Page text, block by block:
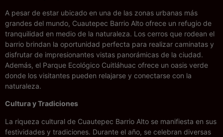
A pesar de estar ubicado en una de las zonas urbanas más
grandes del mundo, Cuautepec Barrio Alto ofrece un refugio de
tranquilidad en medio de la naturaleza. Los cerros que rodean el
barrio brindan la oportunidad perfecta para realizar caminatas y
disfrutar de impresionantes vistas panorámicas de la ciudad.
Además, el Parque Ecológico Cuitláhuac ofrece un oasis verde
donde los visitantes pueden relajarse y conectarse con la
naturaleza.
Cultura y Tradiciones
La riqueza cultural de Cuautepec Barrio Alto se manifiesta en sus
festividades y tradiciones. Durante el año, se celebran diversas